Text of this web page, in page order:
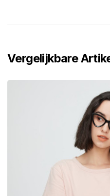
Vergelijkbare